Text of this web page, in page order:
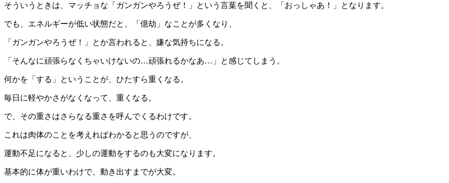
そういうときは、マッチョな「ガンガンやろうぜ！」という言葉を聞くと、「おっしゃあ！」となります。
でも、エネルギーが低い状態だと、「億劫」なことが多くなり、
「ガンガンやろうぜ！」とか言われると、嫌な気持ちになる。
「そんなに頑張らなくちゃいけないの…頑張れるかなあ…」と感じてしまう。
何かを「する」ということが、ひたすら重くなる。
毎日に軽やかさがなくなって、重くなる。
で、その重さはさらなる重さを呼んでくるわけです。
これは肉体のことを考えればわかると思うのですが、
運動不足になると、少しの運動をするのも大変になります。
基本的に体が重いわけで、動き出すまでが大変。